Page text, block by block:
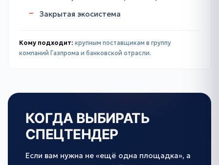
Закрытая экосистема
Кому подходит: крупным поставщикам в группу
компаний Газпрома и банковской отрасли.
КОГДА ВЫБИРАТЬ
СПЕЦТЕНДЕР
Если вам нужна не «ещё одна площадка», а